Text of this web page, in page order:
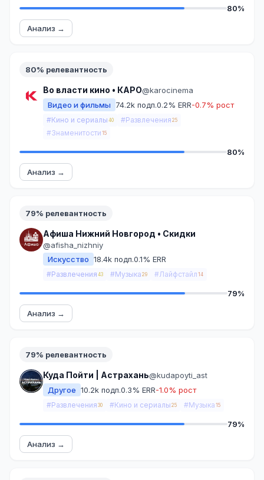
80%
Анализ →
80% релевантность
Во власти кино • КАРО@karocinema
Видео и фильмы
74.2k подп.0.2% ERR-0.7% рост
#Кино и сериалы 40 #Развлечения 25
#Знаменитости 15
80%
Анализ →
79% релевантность
Афиша Нижний Новгород • Скидки
@afisha_nizhniy
Искусство 18.4k подп.0.1% ERR
#Развлечения 43 #Музыка 29 #Лайфстайл 14
79%
Анализ →
79% релевантность
Куда Пойти | Астрахань@kudapoyti_ast
Другое 10.2k подп.0.3% ERR-1.0% рост
#Развлечения 30 #Кино и сериалы 25 #Музыка 15
79%
Анализ →